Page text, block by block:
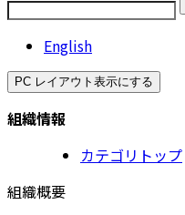
English
PC レイアウト表示にする
組織情報
カテゴリトップ
組織概要